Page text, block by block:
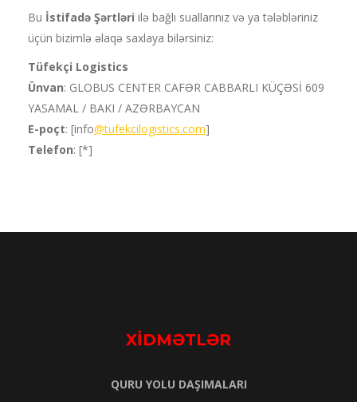
Bu İstifadə Şərtləri ilə bağlı suallarınız və ya tələbləriniz
üçün bizimlə əlaqə saxlaya bilərsiniz:
Tüfekçi Logistics
Ünvan: GLOBUS CENTER CAFƏR CABBARLI KÜÇƏSİ 609
YASAMAL / BAKI / AZƏRBAYCAN
E-poçt: [info@tufekcilogistics.com]
Telefon: [*]
XİDMƏTLƏR
QURU YOLU DAŞIMALARI